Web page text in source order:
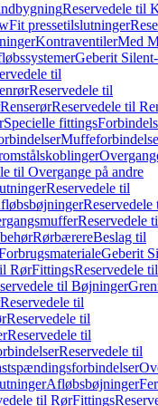
Reservedele til
pressetilslutninger
KontraventilerMed
Geberit Silent-
til
Reservedele til
RenserørReservedele til
Specielle fittings
til Overgange på andre
Reservedele til
Reservedele
Reservedele
RørbærereBeslag til
Geberit
RørFittingsReservedele til
til Bøjninger
Reservedele til
Reservedele til
Reservedele til
Reservedele til
Afløbsbøjninger
til RørFittings